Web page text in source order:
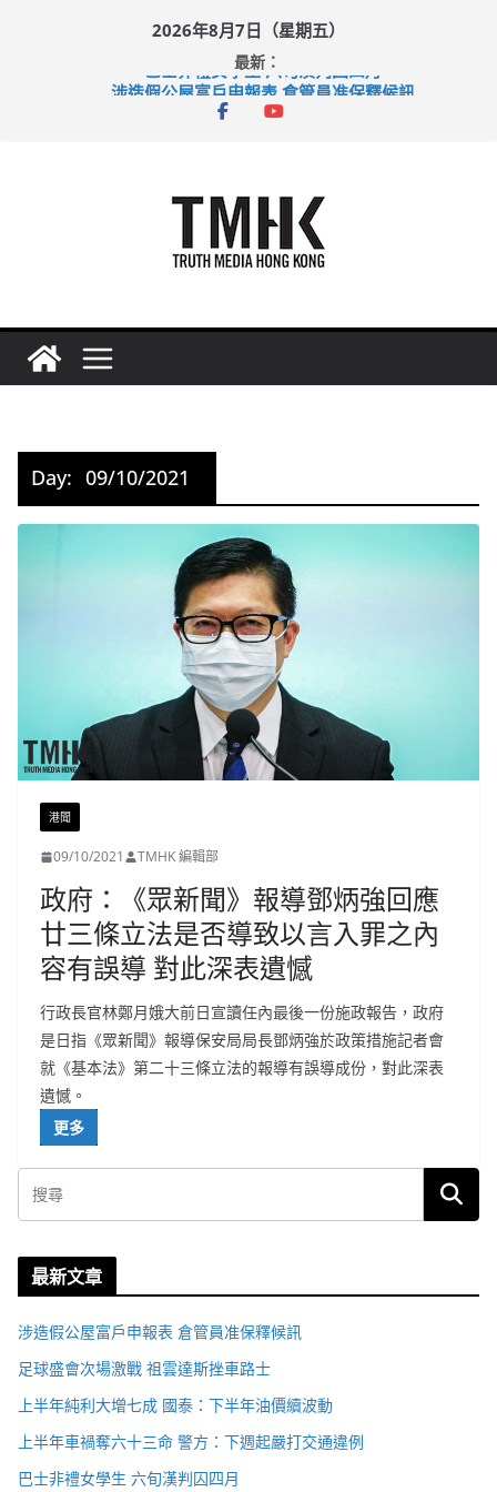
2026年8月7日（星期五）
最新：
巴士非禮女學生 六旬漢判囚四月
涉造假公屋富戶申報表 倉管員准保釋候訊
足球盛會次場激戰 祖雲達斯挫車路士
Day: 09/10/2021
港聞
09/10/2021 TMHK 編輯部
政府：《眾新聞》報導鄧炳強回應
廿三條立法是否導致以言入罪之內
容有誤導 對此深表遺憾
行政長官林鄭月娥大前日宣讀任內最後一份施政報告，政府
是日指《眾新聞》報導保安局局長鄧炳強於政策措施記者會
就《基本法》第二十三條立法的報導有誤導成份，對此深表
遺憾。
更多
最新文章
涉造假公屋富戶申報表 倉管員准保釋候訊
足球盛會次場激戰 祖雲達斯挫車路士
上半年純利大增七成 國泰：下半年油價續波動
上半年車禍奪六十三命 警方：下週起嚴打交通違例
巴士非禮女學生 六旬漢判囚四月